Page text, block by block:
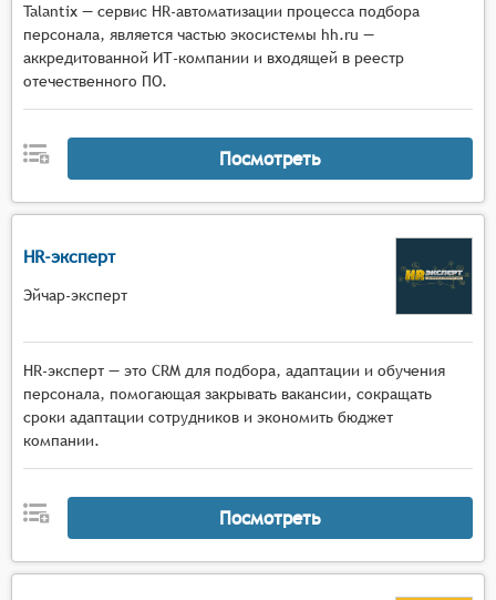
Talantiх — сервис HR-автоматизации процесса подбора
персонала, является частью экосистемы hh.ru —
аккредитованной ИТ-компании и входящей в реестр
отечественного ПО.
Посмотреть
HR-эксперт
Эйчар-эксперт
HR-эксперт — это CRM для подбора, адаптации и обучения
персонала, помогающая закрывать вакансии, сокращать
сроки адаптации сотрудников и экономить бюджет
компании.
Посмотреть